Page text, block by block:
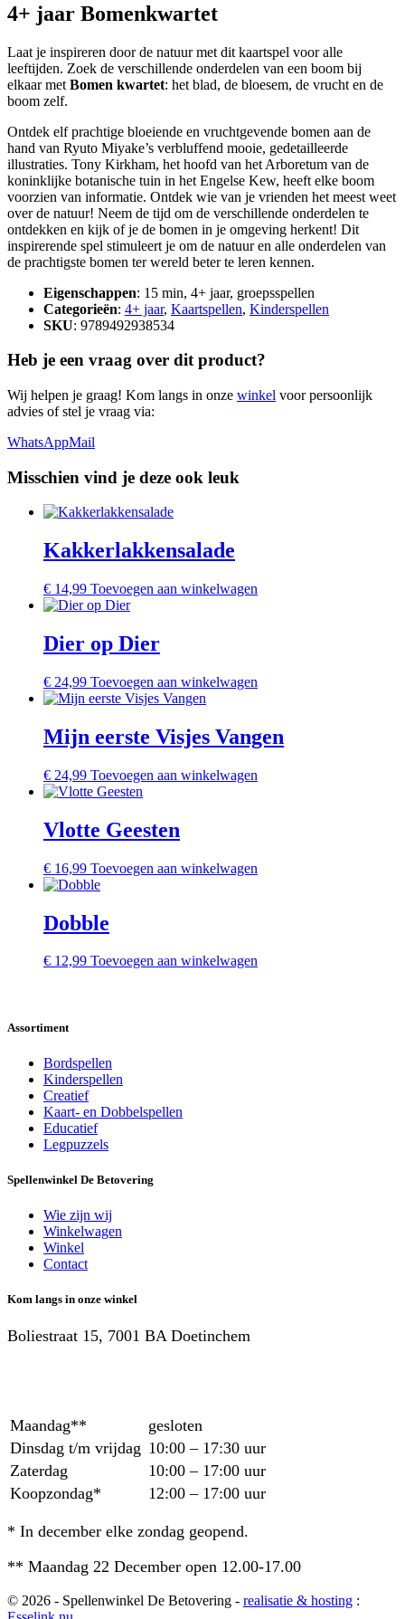
4+ jaar Bomenkwartet
Laat je inspireren door de natuur met dit kaartspel voor alle
leeftijden. Zoek de verschillende onderdelen van een boom bij
elkaar met Bomen kwartet: het blad, de bloesem, de vrucht en de
boom zelf.
Ontdek elf prachtige bloeiende en vruchtgevende bomen aan de
hand van Ryuto Miyake’s verbluffend mooie, gedetailleerde
illustraties. Tony Kirkham, het hoofd van het Arboretum van de
koninklijke botanische tuin in het Engelse Kew, heeft elke boom
voorzien van informatie. Ontdek wie van je vrienden het meest weet
over de natuur! Neem de tijd om de verschillende onderdelen te
ontdekken en kijk of je de bomen in je omgeving herkent! Dit
inspirerende spel stimuleert je om de natuur en alle onderdelen van
de prachtigste bomen ter wereld beter te leren kennen.
Eigenschappen: 15 min, 4+ jaar, groepsspellen
Categorieën: 4+ jaar, Kaartspellen, Kinderspellen
SKU: 9789492938534
Heb je een vraag over dit product?
Wij helpen je graag! Kom langs in onze winkel voor persoonlijk
advies of stel je vraag via:
WhatsAppMail
Misschien vind je deze ook leuk
Kakkerlakkensalade
€ 14,99 Toevoegen aan winkelwagen
Dier op Dier
€ 24,99 Toevoegen aan winkelwagen
Mijn eerste Visjes Vangen
€ 24,99 Toevoegen aan winkelwagen
Vlotte Geesten
€ 16,99 Toevoegen aan winkelwagen
Dobble
€ 12,99 Toevoegen aan winkelwagen
Assortiment
Bordspellen
Kinderspellen
Creatief
Kaart- en Dobbelspellen
Educatief
Legpuzzels
Spellenwinkel De Betover​ing
Wie zijn wij
Winkelwagen
Winkel
Contact
Kom langs in onze winkel
Boliestraat 15, 7001 BA Doetinchem
Maandag**
gesloten
Dinsdag t/m vrijdag 10:00 – 17:30 uur
Zaterdag
10:00 – 17:00 uur
Koopzondag*
12:00 – 17:00 uur
* In december elke zondag geopend.
** Maandag 22 December open 12.00-17.00
© 2026 - Spellenwinkel De Betovering - realisatie & hosting :